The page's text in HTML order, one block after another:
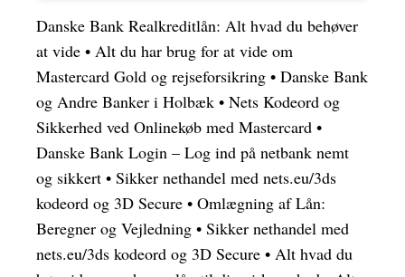
Danske Bank Realkreditlån: Alt hvad du behøver
at vide • Alt du har brug for at vide om
Mastercard Gold og rejseforsikring • Danske Bank
og Andre Banker i Holbæk • Nets Kodeord og
Sikkerhed ved Onlinekøb med Mastercard •
Danske Bank Login – Log ind på netbank nemt
og sikkert • Sikker nethandel med nets.eu/3ds
kodeord og 3D Secure • Omlægning af Lån:
Beregner og Vejledning • Sikker nethandel med
nets.eu/3ds kodeord og 3D Secure • Alt hvad du